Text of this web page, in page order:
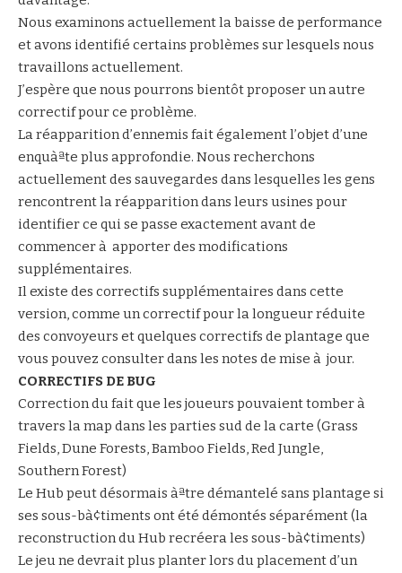
Nous examinons actuellement la baisse de performance
et avons identifié certains problèmes sur lesquels nous
travaillons actuellement.
J’espère que nous pourrons bientôt proposer un autre
correctif pour ce problème.
La réapparition d’ennemis fait également l’objet d’une
enquàªte plus approfondie. Nous recherchons
actuellement des sauvegardes dans lesquelles les gens
rencontrent la réapparition dans leurs usines pour
identifier ce qui se passe exactement avant de
commencer à apporter des modifications
supplémentaires.
Il existe des correctifs supplémentaires dans cette
version, comme un correctif pour la longueur réduite
des convoyeurs et quelques correctifs de plantage que
vous pouvez consulter dans les notes de mise à jour.
CORRECTIFS DE BUG
Correction du fait que les joueurs pouvaient tomber à
travers la map dans les parties sud de la carte (Grass
Fields, Dune Forests, Bamboo Fields, Red Jungle,
Southern Forest)
Le Hub peut désormais àªtre démantelé sans plantage si
ses sous-bà¢timents ont été démontés séparément (la
reconstruction du Hub recréera les sous-bà¢timents)
Le jeu ne devrait plus planter lors du placement d’un